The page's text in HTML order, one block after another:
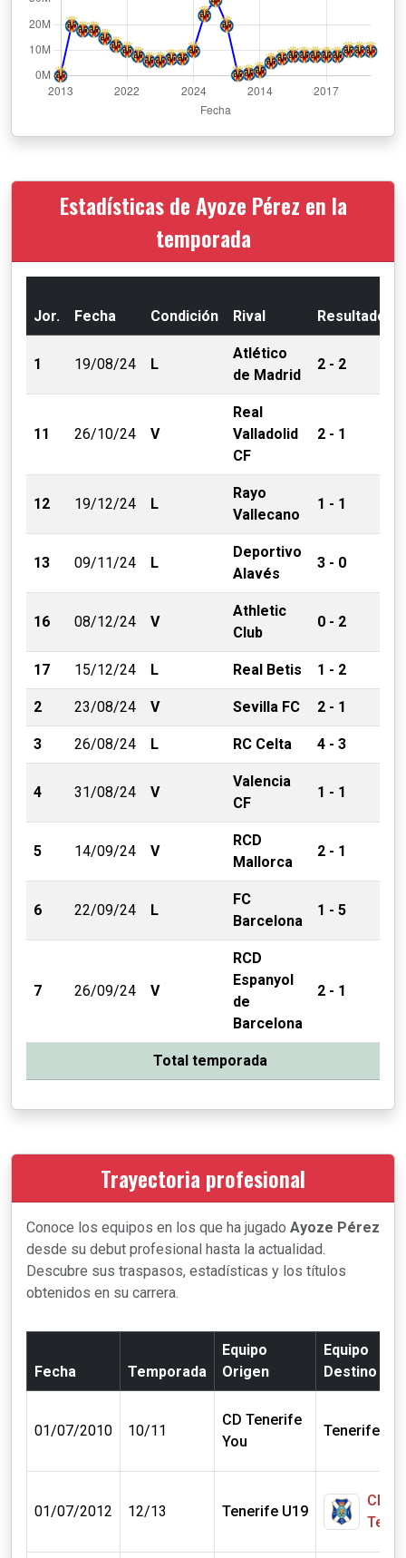
Estadísticas de Ayoze Pérez en la
temporada
Jor. Fecha Condición Rival Resultado
1 19/08/24 L
Atlético
de Madrid
2 - 2
11 26/10/24 V
Real
Valladolid
CF
2 - 1
12 19/12/24 L
Rayo
Vallecano
1 - 1
13 09/11/24 L
Deportivo
Alavés
3 - 0
16 08/12/24 V
Athletic
Club
0 - 2
17 15/12/24 L Real Betis 1 - 2
2 23/08/24 V Sevilla FC 2 - 1
3 26/08/24 L RC Celta 4 - 3
4 31/08/24 V
Valencia
CF
1 - 1
5 14/09/24 V
RCD
Mallorca
2 - 1
6 22/09/24 L
FC
Barcelona
1 - 5
7 26/09/24 V
RCD
Espanyol
de
Barcelona
2 - 1
Total temporada
Trayectoria profesional
Conoce los equipos en los que ha jugado Ayoze Pérez
desde su debut profesional hasta la actualidad.
Descubre sus traspasos, estadísticas y los títulos
obtenidos en su carrera.
Fecha Temporada
Equipo
Origen
Equipo
Destino
01/07/2010 10/11
CD Tenerife
You
Tenerife
01/07/2012 12/13 Tenerife U19
CD